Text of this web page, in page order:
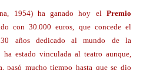
1954) ha ganado hoy elPremio
con 30.000 euros, que concede el
años dedicado al mundo de la
estado vinculada al teatro aunque,
pasó mucho tiempo hasta que se dio